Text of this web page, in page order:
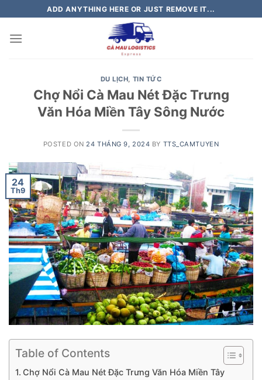
to
content
ADD ANYTHING HERE OR JUST REMOVE IT...
DU LỊCH, TIN TỨC
Chợ Nổi Cà Mau Nét Đặc Trưng
Văn Hóa Miền Tây Sông Nước
POSTED ON 24 THÁNG 9, 2024 BY TTS_CAMTUYEN
24
Th9
Table of Contents
Chợ Nổi Cà Mau Nét Đặc Trưng Văn Hóa Miền Tây